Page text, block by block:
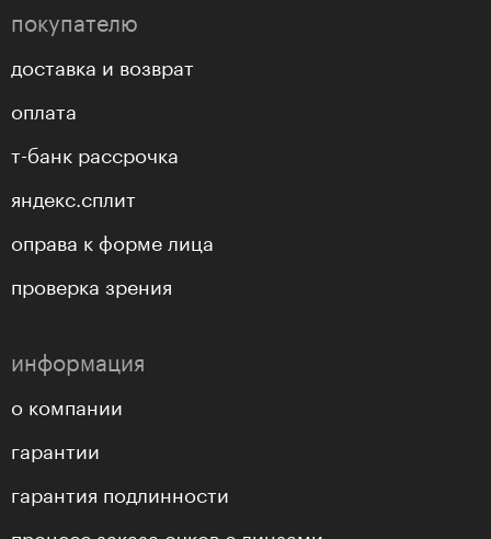
покупателю
доставка и возврат
оплата
т-банк рассрочка
яндекс.сплит
оправа к форме лица
проверка зрения
информация
о компании
гарантии
гарантия подлинности